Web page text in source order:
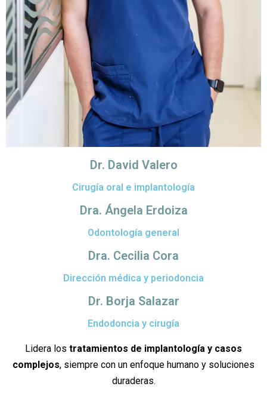
Dr. David Valero
Cirugía oral e implantología
Dra. Ángela Erdoiza
Odontología general
Dra. Cecilia Cora
Dirección médica y periodoncia
Dr. Borja Salazar
Endodoncia y cirugía
Lidera los tratamientos de implantología y casos
complejos, siempre con un enfoque humano y soluciones
duraderas.